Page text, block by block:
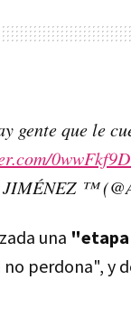
gente que le
™️
una "etapa
perdona", y